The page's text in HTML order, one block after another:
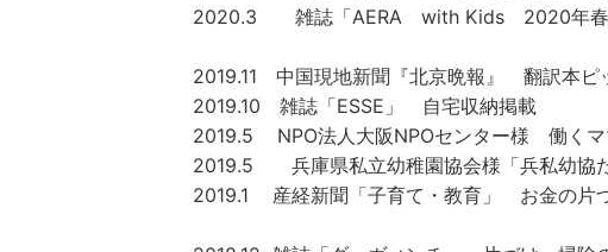
2020.3 雑誌「AERA with Kids 2020年春
2019.11 中国現地新聞『北京晩報』 翻訳本ピ
2019.10 雑誌「ESSE」 自宅収納掲載
2019.5 NPO法人大阪NPOセンター様 働くマ
2019.5 兵庫県私立幼稚園協会様「兵私幼協
2019.1 産経新聞「子育て・教育」 お金の片